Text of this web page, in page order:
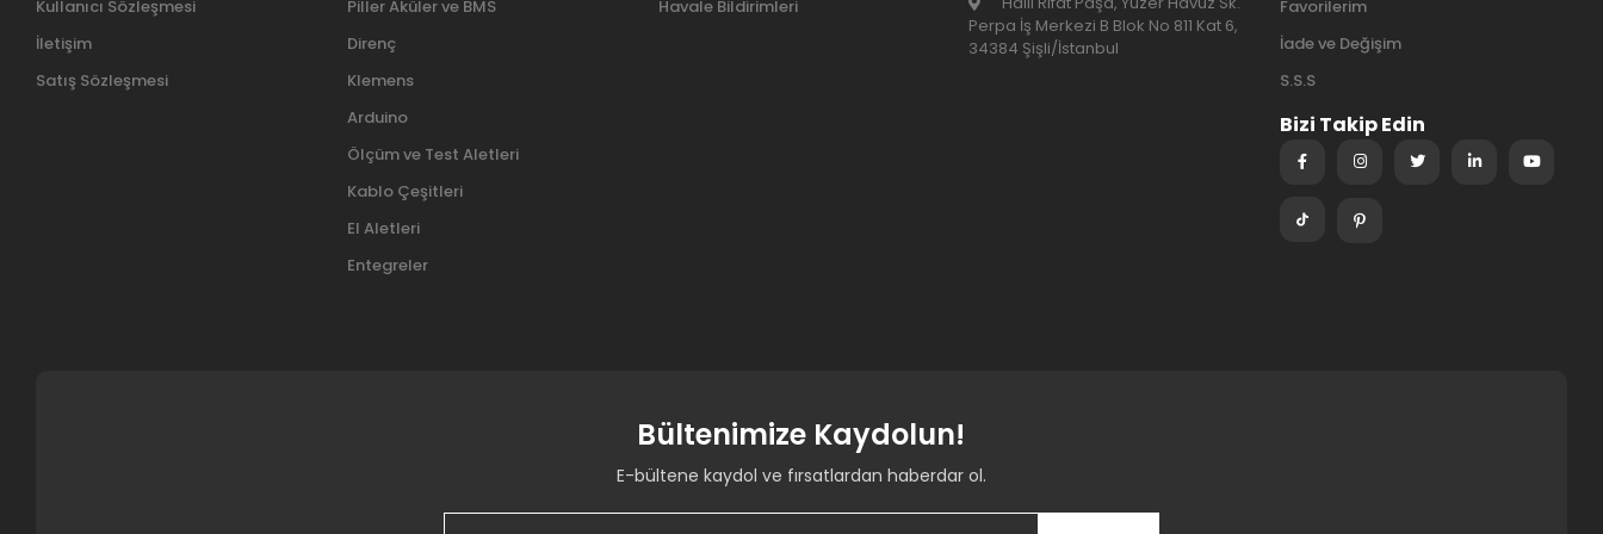
Kullanıcı Sözleşmesi
İletişim
Satış Sözleşmesi
Piller Aküler ve BMS
Direnç
Klemens
Arduino
Ölçüm ve Test Aletleri
Kablo Çeşitleri
El Aletleri
Entegreler
Havale Bildirimleri
Perpa İş Merkezi B Blok No 811 Kat 6,
34384 Şişli/İstanbul
Favorilerim
İade ve Değişim
S.S.S
Bizi Takip Edin
Bültenimize Kaydolun!
E-bültene kaydol ve fırsatlardan haberdar ol.